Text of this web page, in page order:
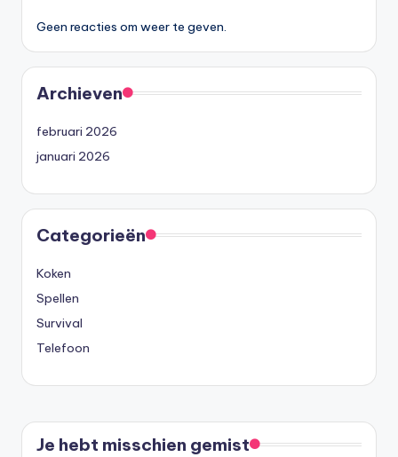
Geen reacties om weer te geven.
Archieven
februari 2026
januari 2026
Categorieën
Koken
Spellen
Survival
Telefoon
Je hebt misschien gemist